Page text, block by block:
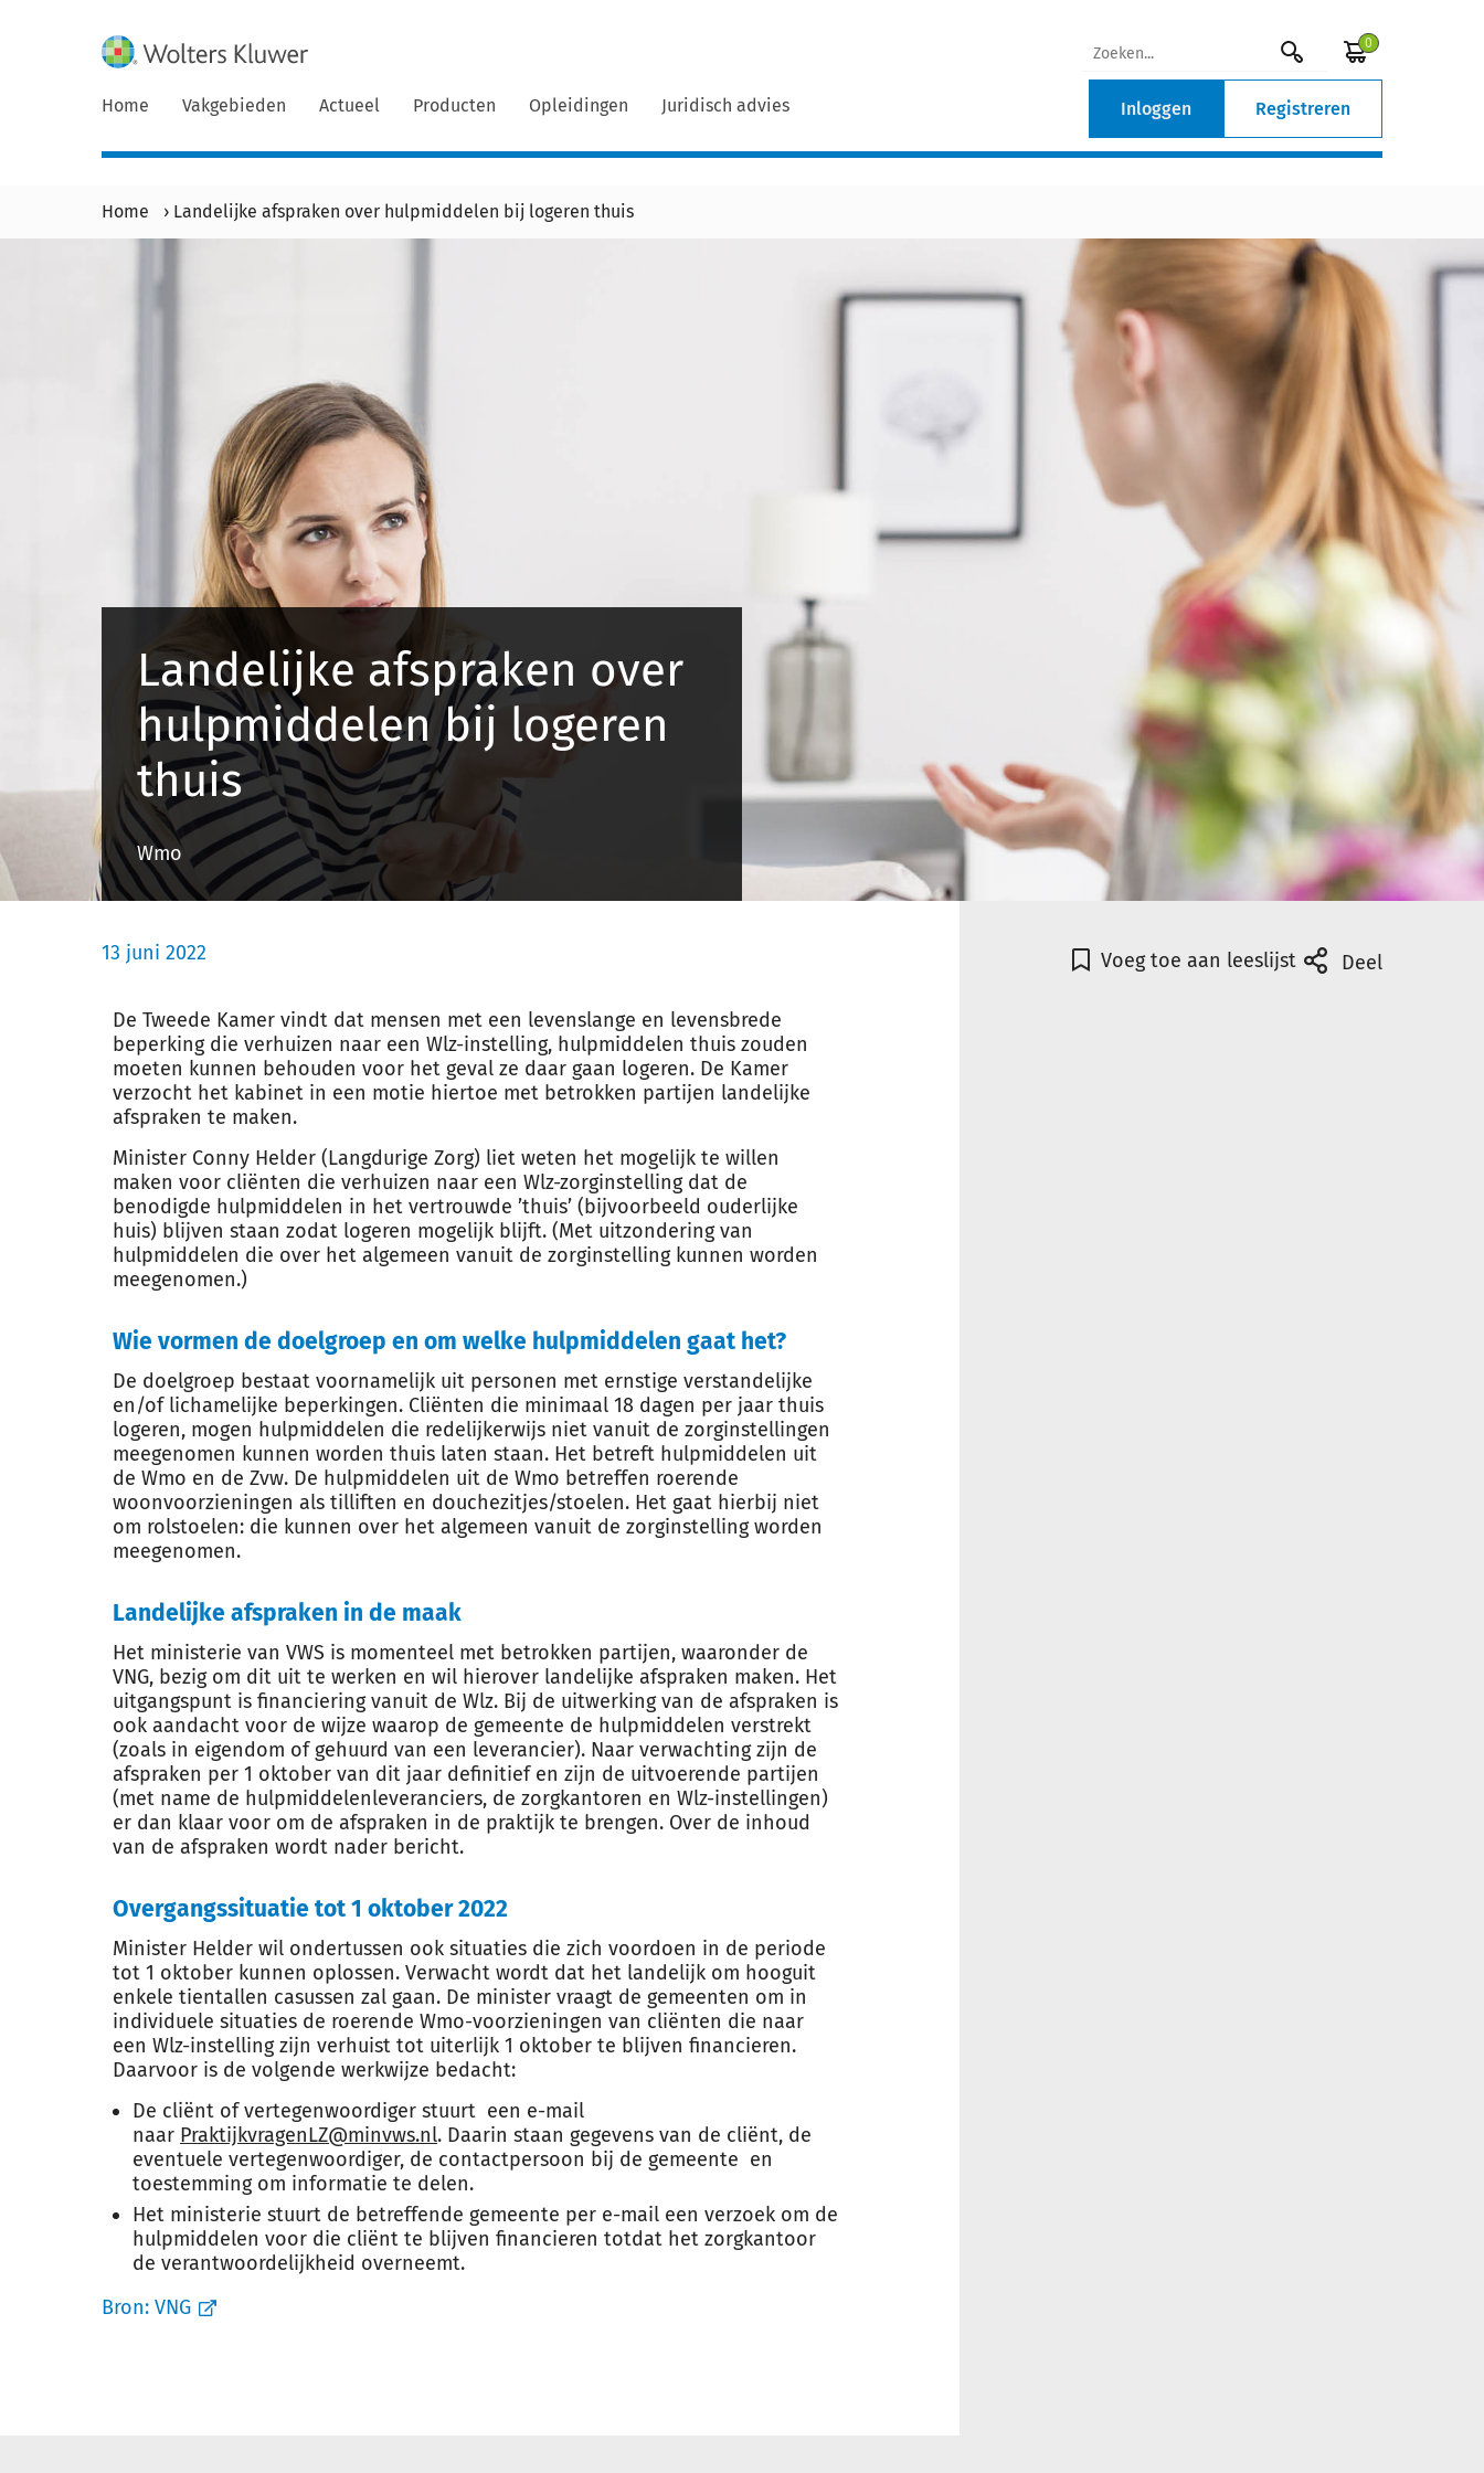
0
Home Vakgebieden Actueel Producten Opleidingen Juridisch advies Inloggen Registreren
Home › Landelijke afspraken over hulpmiddelen bij logeren thuis
Landelijke afspraken over
hulpmiddelen bij logeren
thuis
Wmo
13 juni 2022
De Tweede Kamer vindt dat mensen met een levenslange en levensbrede
beperking die verhuizen naar een Wlz-instelling, hulpmiddelen thuis zouden
moeten kunnen behouden voor het geval ze daar gaan logeren. De Kamer
verzocht het kabinet in een motie hiertoe met betrokken partijen landelijke
afspraken te maken.
Minister Conny Helder (Langdurige Zorg) liet weten het mogelijk te willen
maken voor cliënten die verhuizen naar een Wlz-zorginstelling dat de
benodigde hulpmiddelen in het vertrouwde ’thuis’ (bijvoorbeeld ouderlijke
huis) blijven staan zodat logeren mogelijk blijft. (Met uitzondering van
hulpmiddelen die over het algemeen vanuit de zorginstelling kunnen worden
meegenomen.)
Wie vormen de doelgroep en om welke hulpmiddelen gaat het?
De doelgroep bestaat voornamelijk uit personen met ernstige verstandelijke
en/of lichamelijke beperkingen. Cliënten die minimaal 18 dagen per jaar thuis
logeren, mogen hulpmiddelen die redelijkerwijs niet vanuit de zorginstellingen
meegenomen kunnen worden thuis laten staan. Het betreft hulpmiddelen uit
de Wmo en de Zvw. De hulpmiddelen uit de Wmo betreffen roerende
woonvoorzieningen als tilliften en douchezitjes/stoelen. Het gaat hierbij niet
om rolstoelen: die kunnen over het algemeen vanuit de zorginstelling worden
meegenomen.
Landelijke afspraken in de maak
Het ministerie van VWS is momenteel met betrokken partijen, waaronder de
VNG, bezig om dit uit te werken en wil hierover landelijke afspraken maken. Het
uitgangspunt is financiering vanuit de Wlz. Bij de uitwerking van de afspraken is
ook aandacht voor de wijze waarop de gemeente de hulpmiddelen verstrekt
(zoals in eigendom of gehuurd van een leverancier). Naar verwachting zijn de
afspraken per 1 oktober van dit jaar definitief en zijn de uitvoerende partijen
(met name de hulpmiddelenleveranciers, de zorgkantoren en Wlz-instellingen)
er dan klaar voor om de afspraken in de praktijk te brengen. Over de inhoud
van de afspraken wordt nader bericht.
Overgangssituatie tot 1 oktober 2022
Minister Helder wil ondertussen ook situaties die zich voordoen in de periode
tot 1 oktober kunnen oplossen. Verwacht wordt dat het landelijk om hooguit
enkele tientallen casussen zal gaan. De minister vraagt de gemeenten om in
individuele situaties de roerende Wmo-voorzieningen van cliënten die naar
een Wlz-instelling zijn verhuist tot uiterlijk 1 oktober te blijven financieren.
Daarvoor is de volgende werkwijze bedacht:
De cliënt of vertegenwoordiger stuurt een e-mail
naar PraktijkvragenLZ@minvws.nl. Daarin staan gegevens van de cliënt, de
eventuele vertegenwoordiger, de contactpersoon bij de gemeente en
toestemming om informatie te delen.
Het ministerie stuurt de betreffende gemeente per e-mail een verzoek om de
hulpmiddelen voor die cliënt te blijven financieren totdat het zorgkantoor
de verantwoordelijkheid overneemt.
Bron: VNG
Voeg toe aan leeslijst Deel